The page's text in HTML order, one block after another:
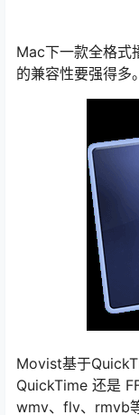
Mac下一款全格
的兼容性要强得多
Movist基于
QuickTime 还是
wmv、flv、rmvb